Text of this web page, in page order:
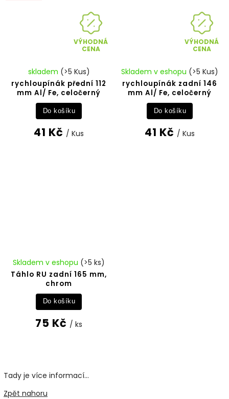
VÝHODNÁ
CENA
rychloupínák přední 112
mm Al/ Fe, celočerný
skladem (>5 Kus)
41 Kč / Kus
Do košíku
VÝHODNÁ
CENA
rychloupínák zadní 146
mm Al/ Fe, celočerný
Skladem v eshopu (>5 Kus)
41 Kč / Kus
Do košíku
Táhlo RU zadní 165 mm,
chrom
Skladem v eshopu (>5 ks)
75 Kč / ks
Do košíku
Tady je více informací...
Zpět nahoru